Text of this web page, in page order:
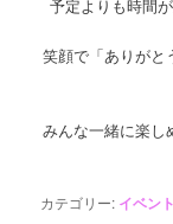
予定よりも時間
笑顔で「ありがと
みんな一緒に楽し
カテゴリー: イベント